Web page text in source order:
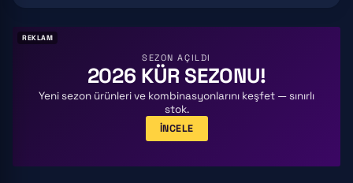
REKLAM
SEZON AÇILDI
2026 KÜR SEZONU!
Yeni sezon ürünleri ve kombinasyonlarını keşfet — sınırlı
stok.
İNCELE